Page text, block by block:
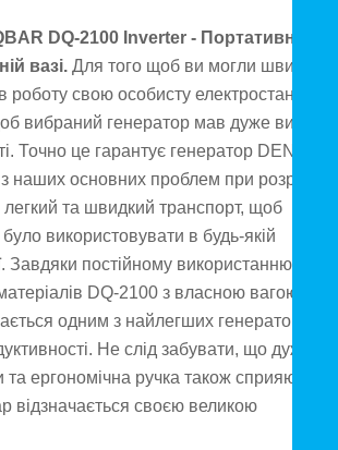
DQ-2100 Inverter - Портативний
вазі. Для того щоб ви могли швидко і
роботу свою особисту електростанцію,
вибраний генератор мав дуже
Точно це гарантує генератор
наших основних проблем при розробці
легкий та швидкий транспорт, щоб
використовувати в будь-якій
Завдяки постійному використанню
DQ-2100 з власною вагою
одним з найлегших генераторів в
Не слід забувати, що дуже
та ергономічна ручка також сприяють
відзначається своєю великою